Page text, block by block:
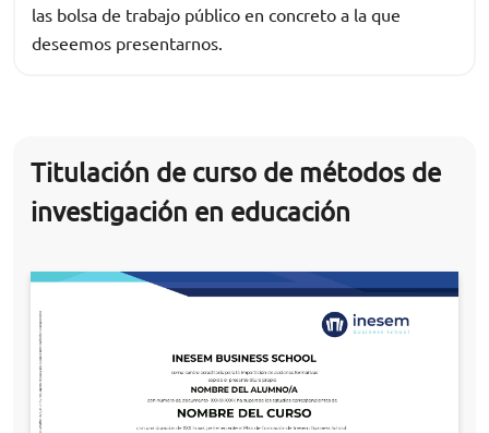
las bolsa de trabajo público en concreto a la que
deseemos presentarnos.
Titulación de curso de métodos de
investigación en educación